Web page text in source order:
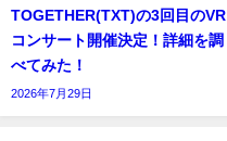
TOGETHER(TXT)の3回目のVR
コンサート開催決定！詳細を調
べてみた！
2026年7月29日